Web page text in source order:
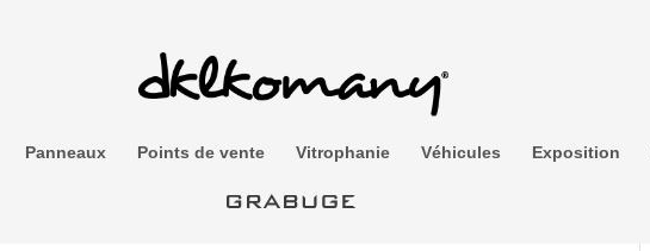
Panneaux Points de vente Vitrophanie Véhicules Exposition